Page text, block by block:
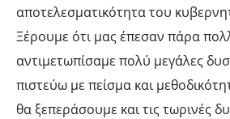
αποτελεσματικότητα του
Ξέρουμε ότι μας έπεσαν πάρα
αντιμετωπίσαμε πολύ μεγάλες
πιστεύω με πείσμα και
θα ξεπεράσουμε και τις τωρινές